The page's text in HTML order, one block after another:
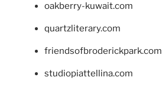
oakberry-kuwait.com
quartzliterary.com
friendsofbroderickpark.com
studiopiattellina.com